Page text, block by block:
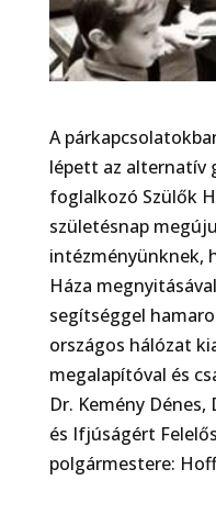
A
lépett az alternatív
foglalkozó Szülők
születésnap
intézményünknek,
Háza
segítséggel
országos hálózat
megalapítóval és
Dr. Kemény
és Ifjúságért
polgármestere: